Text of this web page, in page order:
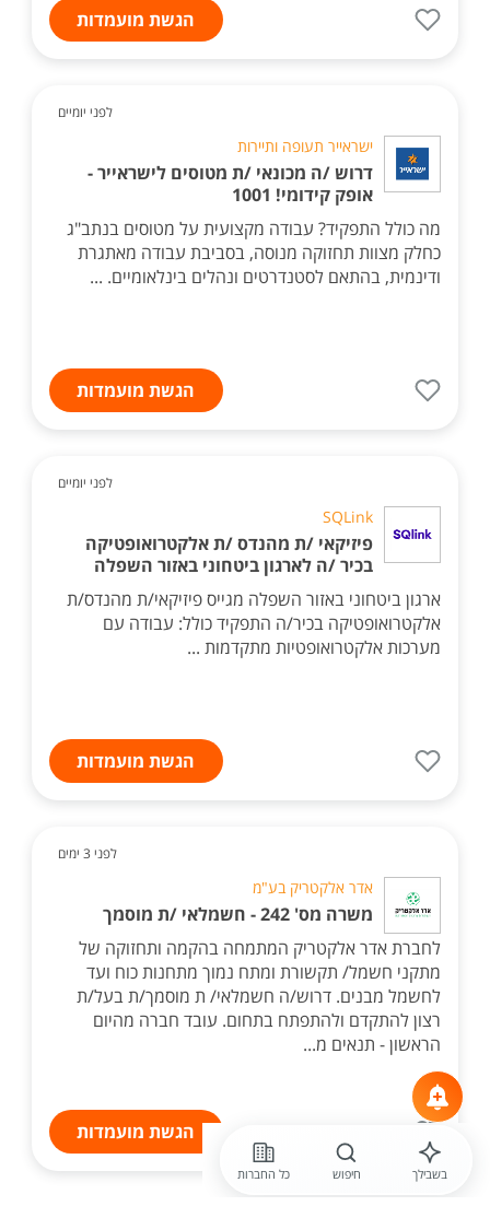
הגשת מועמדות
לפני יומיים
ישראייר תעופה ותיירות
דרוש /ה מכונאי /ת מטוסים לישראייר -
אופק קידומי! 1001
מה כולל התפקיד? עבודה מקצועית על מטוסים בנתב"ג
כחלק מצוות תחזוקה מנוסה, בסביבת עבודה מאתגרת
ודינמית, בהתאם לסטנדרטים ונהלים בינלאומיים. ...
הגשת מועמדות
לפני יומיים
SQLink
פיזיקאי /ת מהנדס /ת אלקטרואופטיקה
בכיר /ה לארגון ביטחוני באזור השפלה
ארגון ביטחוני באזור השפלה מגייס פיזיקאי/ת מהנדס/ת
אלקטרואופטיקה בכיר/ה התפקיד כולל: עבודה עם
מערכות אלקטרואופטיות מתקדמות ...
הגשת מועמדות
לפני 3 ימים
אדר אלקטריק בע"מ
משרה מס' 242 - חשמלאי /ת מוסמך
לחברת אדר אלקטריק המתמחה בהקמה ותחזוקה של
מתקני חשמל/ תקשורת ומתח נמוך מתחנות כוח ועד
לחשמל מבנים. דרוש/ה חשמלאי/ ת מוסמך/ת בעל/ת
רצון להתקדם ולהתפתח בתחום. עובד חברה מהיום
הראשון - תנאים מ...
הגשת מועמדות
בשבילך חיפוש כל החברות